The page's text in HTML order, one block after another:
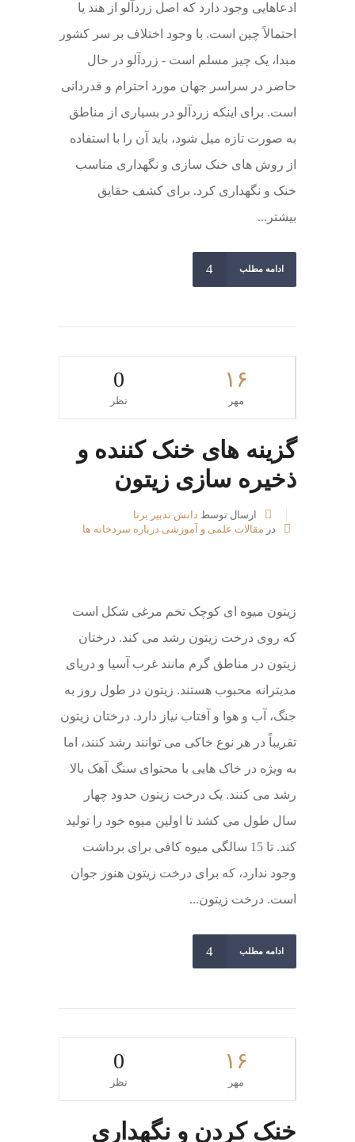
ادعاهایی وجود دارد که اصل زردآلو از هند یا
احتمالاً چین است. با وجود اختلاف بر سر کشور
مبدا، یک چیز مسلم است - زردآلو در حال
حاضر در سراسر جهان مورد احترام و قدردانی
است. برای اینکه زردآلو در بسیاری از مناطق
به صورت تازه میل شود، باید آن را با استفاده
از روش های خنک سازی و نگهداری مناسب
خنک و نگهداری کرد. برای کشف حقایق
بیشتر...
ادامه مطلب
۱۶
مهر
0
نظر
گزینه های خنک کننده و
ذخیره سازی زیتون
ارسال توسط دانش تدبیر برنا
در مقالات علمی و آموزشی درباره سردخانه ها
زیتون میوه ای کوچک تخم مرغی شکل است
که روی درخت زیتون رشد می کند. درختان
زیتون در مناطق گرم مانند غرب آسیا و دریای
مدیترانه محبوب هستند. زیتون در طول روز به
جنگ، آب و هوا و آفتاب نیاز دارد. درختان زیتون
تقریباً در هر نوع خاکی می توانند رشد کنند، اما
به ویژه در خاک هایی با محتوای سنگ آهک بالا
رشد می کنند. یک درخت زیتون حدود چهار
سال طول می کشد تا اولین میوه خود را تولید
کند. تا 15 سالگی میوه کافی برای برداشت
وجود ندارد، که برای درخت زیتون هنوز جوان
است. درخت زیتون...
ادامه مطلب
۱۶
مهر
0
نظر
خنک کردن و نگهداری